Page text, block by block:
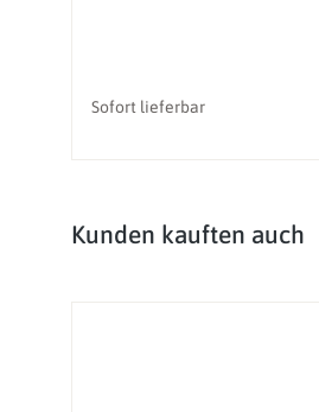
Sofort lieferbar
Produktgalerie überspringen
Kunden kauften auch